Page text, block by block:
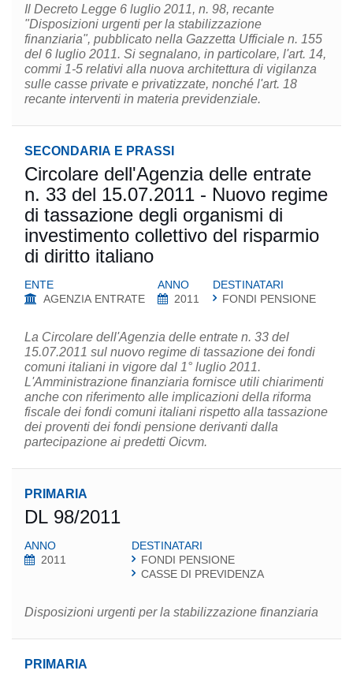
Il Decreto Legge 6 luglio 2011, n. 98, recante
"Disposizioni urgenti per la stabilizzazione
finanziaria", pubblicato nella Gazzetta Ufficiale n. 155
del 6 luglio 2011. Si segnalano, in particolare, l'art. 14,
commi 1-5 relativi alla nuova architettura di vigilanza
sulle casse private e privatizzate, nonché l'art. 18
recante interventi in materia previdenziale.
SECONDARIA E PRASSI
Circolare dell'Agenzia delle entrate
n. 33 del 15.07.2011 - Nuovo regime
di tassazione degli organismi di
investimento collettivo del risparmio
di diritto italiano
ENTE
AGENZIA ENTRATE
ANNO
2011
DESTINATARI
FONDI PENSIONE
La Circolare dell'Agenzia delle entrate n. 33 del
15.07.2011 sul nuovo regime di tassazione dei fondi
comuni italiani in vigore dal 1° luglio 2011.
L'Amministrazione finanziaria fornisce utili chiarimenti
anche con riferimento alle implicazioni della riforma
fiscale dei fondi comuni italiani rispetto alla tassazione
dei proventi dei fondi pensione derivanti dalla
partecipazione ai predetti Oicvm.
PRIMARIA
DL 98/2011
ANNO
2011
DESTINATARI
FONDI PENSIONE
CASSE DI PREVIDENZA
Disposizioni urgenti per la stabilizzazione finanziaria
PRIMARIA